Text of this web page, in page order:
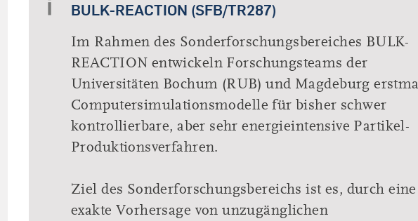
BULK-REACTION (SFB/TR287)
Im Rahmen des Sonderforschungsbereiches BULK-
REACTION entwickeln Forschungsteams der
Universitäten Bochum (RUB) und Magdeburg
Computersimulationsmodelle für bisher schwer
kontrollierbare, aber sehr energieintensive Partikel-
Produktionsverfahren.
Ziel des Sonderforschungsbereichs ist es, durch eine
exakte Vorhersage von unzugänglichen